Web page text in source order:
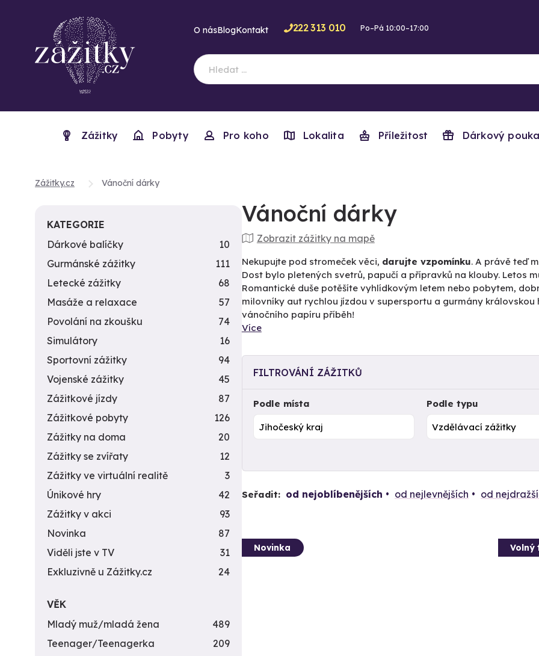
O násBlogKontakt 222 313 010 Po–Pá 10:00–17:00
Zážitky Pobyty Pro koho Lokalita Příležitost Dárkový
Zážitky.cz Vánoční dárky
Vánoční dárky
Zobrazit zážitky na mapě
Nekupujte pod stromeček věci, darujte vzpomínku. A právě teď
Dost bylo pletených svetrů, papučí a přípravků na klouby. Letos
Romantické duše potěšíte vyhlídkovým letem nebo pobytem,
milovníky aut rychlou jízdou v supersportu a gurmány
vánočního papíru příběh!
Více
FILTROVÁNÍ ZÁŽITKŮ
Podle místa Podle typu
Seřadit: od nejoblíbenějších od nejlevnějších od
Novinka Volný
KATEGORIE
Dárkové balíčky
10
Gurmánské zážitky
111
Letecké zážitky
68
Masáže a relaxace
57
Povolání na zkoušku
74
Simulátory
16
Sportovní zážitky
94
Vojenské zážitky
45
Zážitkové jízdy
87
Zážitkové pobyty
126
Zážitky na doma
20
Zážitky se zvířaty
12
Zážitky ve virtuální realitě
3
Únikové hry
42
Zážitky v akci
93
Novinka
87
Viděli jste v TV
31
Exkluzivně u Zážitky.cz
24
VĚK
Mladý muž/mladá žena
489
Teenager/Teenagerka
209